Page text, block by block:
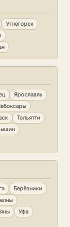
Углегорск
Ярославль
Тольятти
Берёзники
Уфа